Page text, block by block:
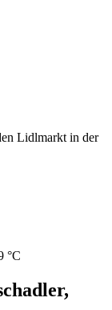
Lidlmarkt in der
°C